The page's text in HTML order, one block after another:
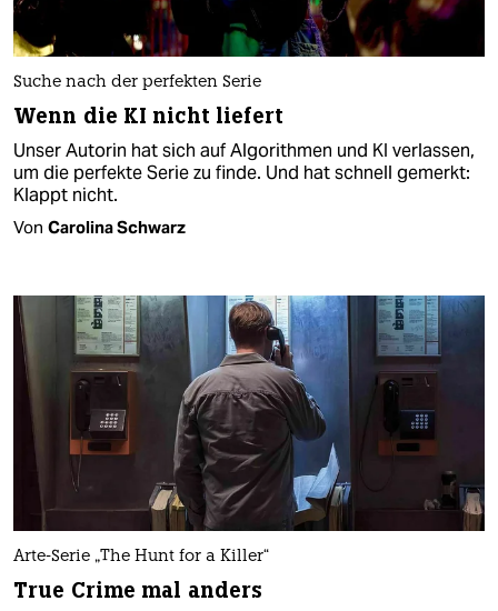
Suche nach der perfekten Serie
Wenn die KI nicht liefert
Unser Autorin hat sich auf Algorithmen und KI verlassen,
um die perfekte Serie zu finde. Und hat schnell gemerkt:
Klappt nicht.
Von Carolina Schwarz
Arte-Serie „The Hunt for a Killer“
True Crime mal anders